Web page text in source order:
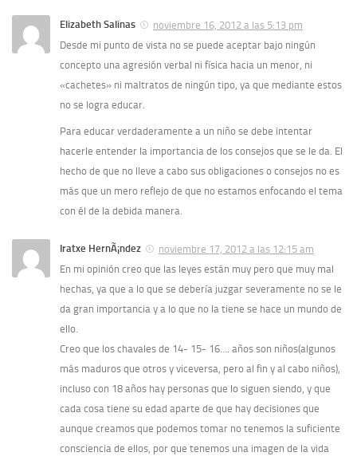
Elizabeth Salinas
noviembre 16, 2012 a las 5:13 pm
Desde mi punto de vista no se puede aceptar bajo ningún
concepto una agresión verbal ni fí­sica hacia un menor, ni
«cachetes» ni maltratos de ningún tipo, ya que mediante estos
no se logra educar.
Para educar verdaderamente a un niño se debe intentar
hacerle entender la importancia de los consejos que se le da. El
hecho de que no lleve a cabo sus obligaciones o consejos no es
más que un mero reflejo de que no estamos enfocando el tema
con él de la debida manera.
Iratxe HernÃ¡ndez
noviembre 17, 2012 a las 12:15 am
En mi opinión creo que las leyes están muy pero que muy mal
hechas, ya que a lo que se deberí­a juzgar severamente no se le
da gran importancia y a lo que no la tiene se hace un mundo de
ello.
Creo que los chavales de 14- 15- 16…. años son niños(algunos
más maduros que otros y viceversa, pero al fin y al cabo niños),
incluso con 18 años hay personas que lo siguen siendo, y que
cada cosa tiene su edad aparte de que hay decisiones que
aunque creamos que podemos tomar no tenemos la suficiente
consciencia de ellos, por que tenemos una imagen de la vida